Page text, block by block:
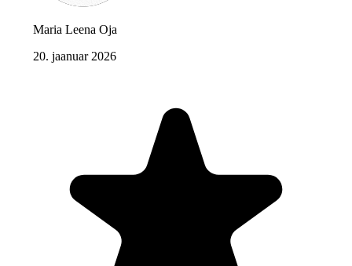
Maria Leena Oja
20. jaanuar 2026